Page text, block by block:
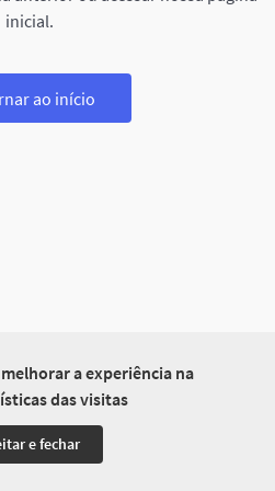
a experiência na
das visitas
e fechar
inicial.
ao início